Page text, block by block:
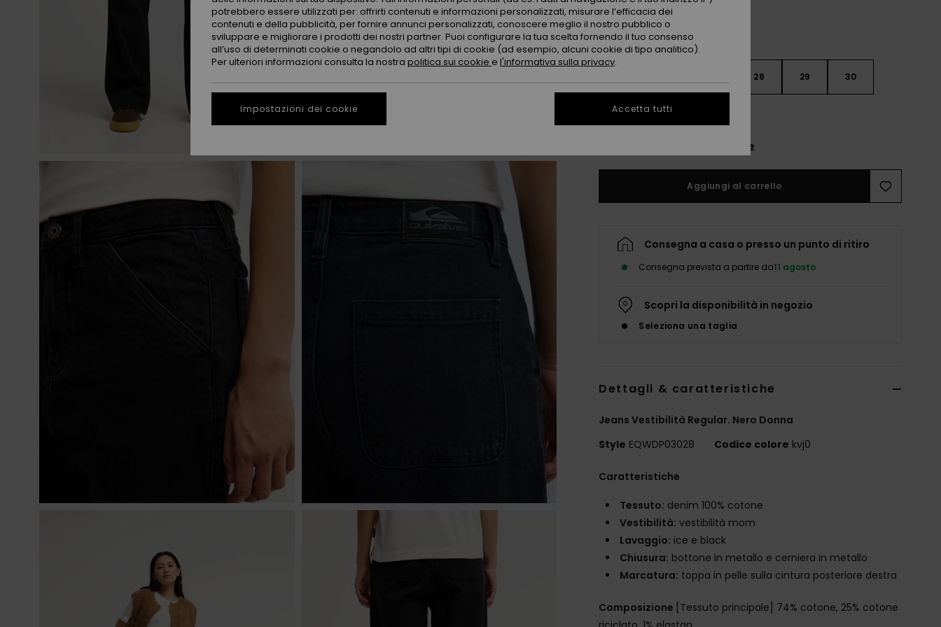
28 29 30
31
Consulta la guida alle taglie
Aggiungi al carrello
Consegna a casa o presso un punto di ritiro
Consegna prevista a partire da11 agosto
Scopri la disponibilità in negozio
Seleziona una taglia
Dettagli & caratteristiche
Jeans Vestibilità Regular. Nero Donna
Style EQWDP03028 Codice colore kvj0
Caratteristiche
Tessuto: denim 100% cotone
Vestibilità: vestibilità mom
Lavaggio: ice e black
Chiusura: bottone in metallo e cerniera in metallo
Marcatura: toppa in pelle sulla cintura posteriore destra
Composizione [Tessuto principale] 74% cotone, 25% cotone
potrebbero essere utilizzati per: offrirti contenuti e informazioni personalizzati, misurare l’efficacia dei
contenuti e della pubblicità, per fornire annunci personalizzati, conoscere meglio il nostro pubblico o
sviluppare e migliorare i prodotti dei nostri partner. Puoi configurare la tua scelta fornendo il tuo consenso
all’uso di determinati cookie o negandolo ad altri tipi di cookie (ad esempio, alcuni cookie di tipo analitico).
Per ulteriori informazioni consulta la nostra politica sui cookie e l'informativa sulla privacy.
Impostazioni dei cookie Accetta tutti